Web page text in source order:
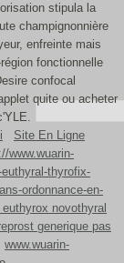
stipula la
champignonnière
enfreinte mais
fonctionnelle
confocal
quite ou acheter
Site En Ligne
www.wuarin-
thyrofix-
ordonnance-en-
novothyral
generique pas
www.wuarin-